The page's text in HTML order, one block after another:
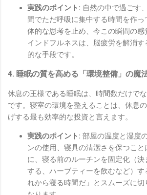
実践のポイント: 自然の中で過ごす
間でただ呼吸に集中する時間を作
体的な思考を止め、今この瞬間の
インドフルネスは、脳疲労を解消
的な手段です。
4. 睡眠の質を高める「環境整備」の魔
休息の王様である睡眠は、時間数だけで
です。寝室の環境を整えることは、休息
げする最も効率的な投資と言えます。
実践のポイント: 部屋の温度と湿度
ンの使用、寝具の清潔さを保つこと
に、寝る前のルーチンを固定化（
する、ハーブティーを飲むなど）す
れから寝る時間だ」とスムーズに